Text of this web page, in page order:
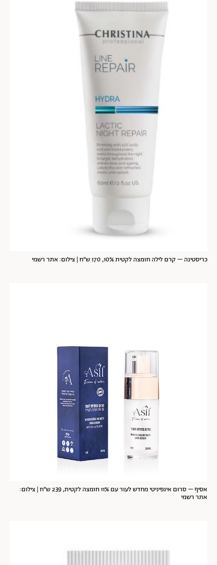
כריסטינה – קרם לילה חומצה לקטית 10%, 170 ש"ח | צילום: אתר רשמי
אסיף – סרום אינפיניטי מחדש לעור עם 11% חומצה לקטית, 239 ש"ח | צילום:
אתר רשמי